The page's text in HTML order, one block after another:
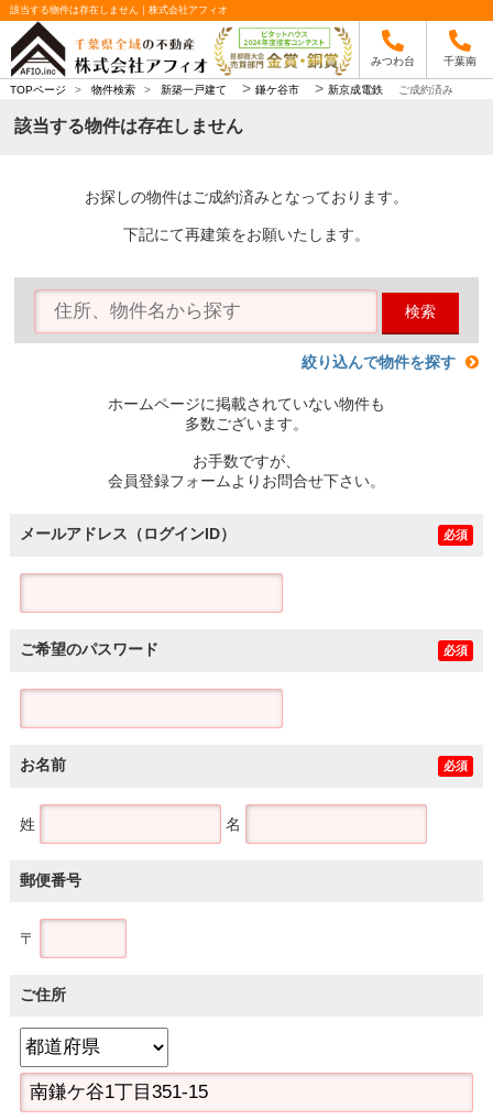
該当する物件は存在しません｜株式会社アフィオ
みつわ台 千葉南
TOPページ > 物件検索 > 新築一戸建て > 鎌ケ谷市 > 新京成電鉄 ご成約済み
該当する物件は存在しません
お探しの物件はご成約済みとなっております。
下記にて再建策をお願いたします。
検索
絞り込んで物件を探す
ホームページに掲載されていない物件も
多数ございます。
お手数ですが、
会員登録フォームよりお問合せ下さい。
メールアドレス（ログインID） 必須
ご希望のパスワード 必須
お名前 必須
姓 名
郵便番号
〒
ご住所